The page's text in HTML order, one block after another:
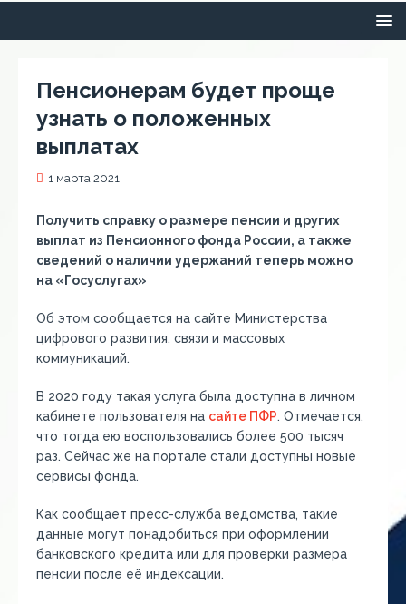
Пенсионерам будет проще
узнать о положенных
выплатах
1 марта 2021
Получить справку о размере пенсии и других
выплат из Пенсионного фонда России, а также
сведений о наличии удержаний теперь можно
на «Госуслугах»
Об этом сообщается на сайте Министерства
цифрового развития, связи и массовых
коммуникаций.
В 2020 году такая услуга была доступна в личном
кабинете пользователя на сайте ПФР. Отмечается,
что тогда ею воспользовались более 500 тысяч
раз. Сейчас же на портале стали доступны новые
сервисы фонда.
Как сообщает пресс-служба ведомства, такие
данные могут понадобиться при оформлении
банковского кредита или для проверки размера
пенсии после её индексации.